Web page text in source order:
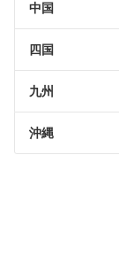
中国
四国
九州
沖縄